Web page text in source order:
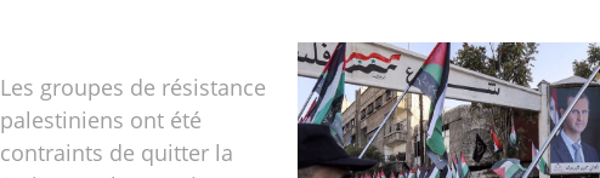
Les groupes de résistance
palestiniens ont été
contraints de quitter la